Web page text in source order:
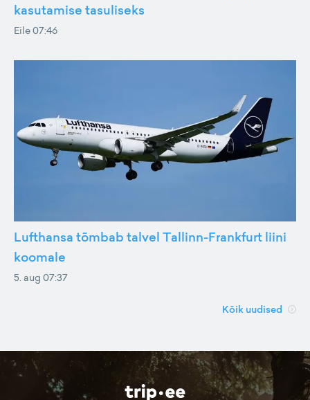
kasutamise tasuliseks
Eile 07:46
Lufthansa tõmbab talvel Tallinn-Frankfurt liini
koomale
5. aug 07:37
Kõik uudised